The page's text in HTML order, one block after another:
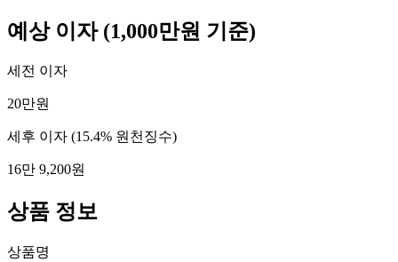
예상 이자 (1,000만원 기준)
세전 이자
20만원
세후 이자 (15.4% 원천징수)
16만 9,200원
상품 정보
상품명